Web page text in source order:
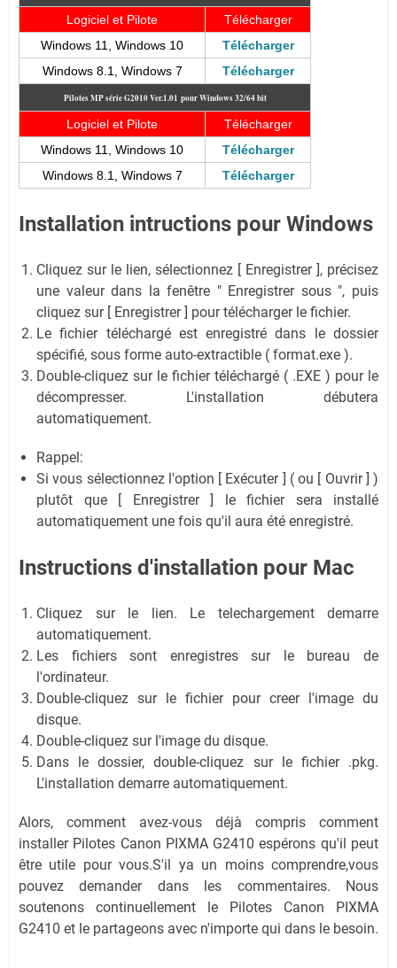
Logiciel et Pilote
Télécharger
Windows 11, Windows 10
Télécharger
Windows 8.1, Windows 7
Télécharger
Pilotes MP série G2010 Ver.1.01 pour Windows 32/64 bit
Logiciel et Pilote
Télécharger
Windows 11, Windows 10
Télécharger
Windows 8.1, Windows 7
Télécharger
Installation intructions pour Windows
Cliquez sur le lien, sélectionnez [ Enregistrer ], précisez
une valeur dans la fenêtre " Enregistrer sous ", puis
cliquez sur [ Enregistrer ] pour télécharger le fichier.
Le fichier téléchargé est enregistré dans le dossier
spécifié, sous forme auto-extractible ( format.exe ).
Double-cliquez sur le fichier téléchargé ( .EXE ) pour le
décompresser. L'installation débutera
automatiquement.
Rappel:
Si vous sélectionnez l'option [ Exécuter ] ( ou [ Ouvrir ] )
plutôt que [ Enregistrer ] le fichier sera installé
automatiquement une fois qu'il aura été enregistré.
Instructions d'installation pour Mac
Cliquez sur le lien. Le telechargement demarre
automatiquement.
Les fichiers sont enregistres sur le bureau de
l'ordinateur.
Double-cliquez sur le fichier pour creer l'image du
disque.
Double-cliquez sur l'image du disque.
Dans le dossier, double-cliquez sur le fichier .pkg.
L'installation demarre automatiquement.
Alors, comment avez-vous déjà compris comment
installer Pilotes Canon PIXMA G2410 espérons qu'il peut
être utile pour vous.S'il ya un moins comprendre,vous
pouvez demander dans les commentaires. Nous
soutenons continuellement le Pilotes Canon PIXMA
G2410 et le partageons avec n'importe qui dans le besoin.